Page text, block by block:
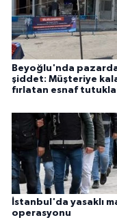
Beyoğlu'nda
şiddet: Müşteriye
fırlatan esnaf
İstanbul'da yasaklı
operasyonu